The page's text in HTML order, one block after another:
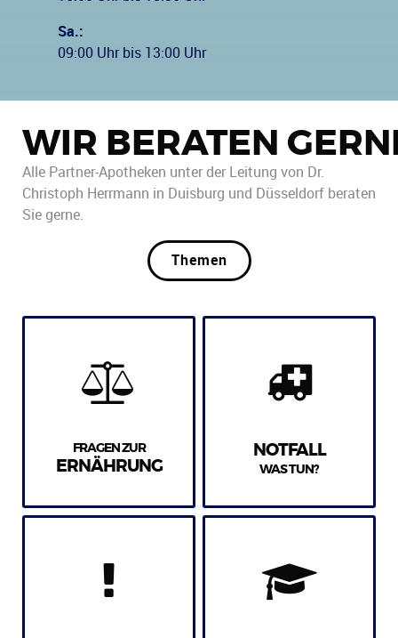
Sa.:
09:00 Uhr bis 13:00 Uhr
WIR BERATEN
Alle Partner-Apotheken unter der Leitung von Dr.
Christoph Herrmann in Duisburg und Düsseldorf beraten
Sie gerne.
Themen
FRAGEN ZUR
ERNÄHRUNG
NOTFALL
WAS TUN?